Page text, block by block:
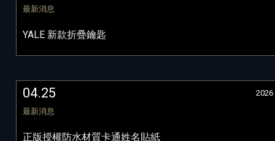
最新消息
YALE 新款折疊鑰匙
04.25
2026
最新消息
正版授權防水材質卡通姓名貼紙